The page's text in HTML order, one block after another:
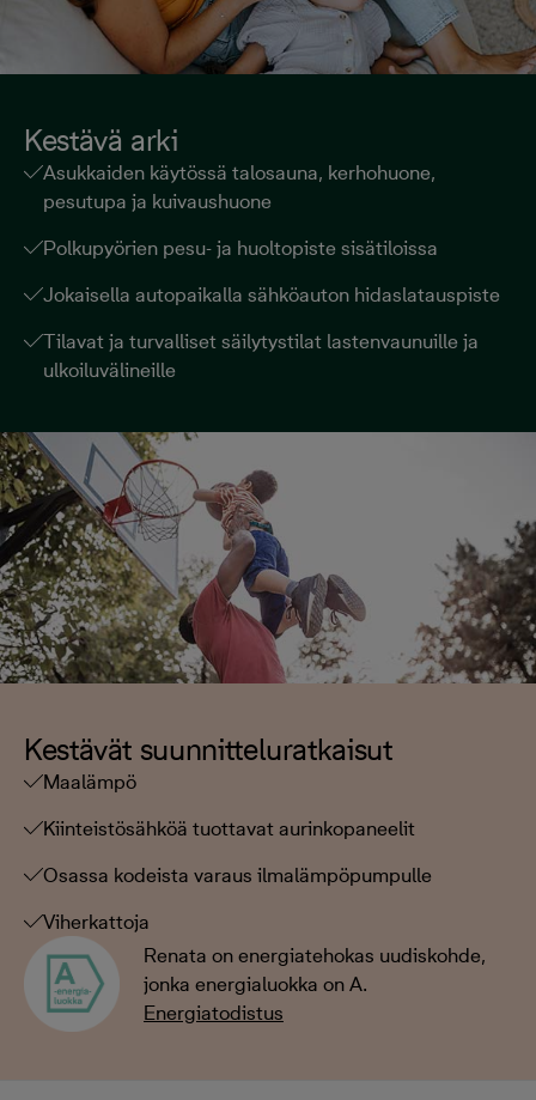
Kestävä arki
Asukkaiden käytössä talosauna, kerhohuone,
pesutupa ja kuivaushuone
Polkupyörien pesu- ja huoltopiste sisätiloissa
Jokaisella autopaikalla sähköauton hidaslatauspiste
Tilavat ja turvalliset säilytystilat lastenvaunuille ja
ulkoiluvälineille
Kestävät suunnitteluratkaisut
Maalämpö
Kiinteistösähköä tuottavat aurinkopaneelit
Osassa kodeista varaus ilmalämpöpumpulle
Viherkattoja
Renata on energiatehokas uudiskohde,
jonka energialuokka on A.
Energiatodistus